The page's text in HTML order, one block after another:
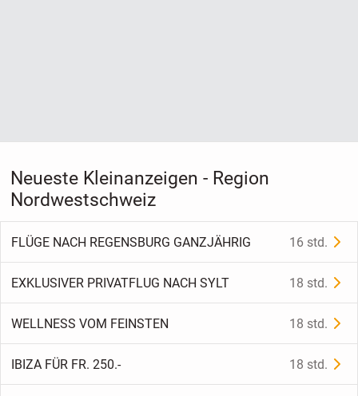
Neueste Kleinanzeigen - Region
Nordwestschweiz
FLÜGE NACH REGENSBURG GANZJÄHRIG 16 std.
EXKLUSIVER PRIVATFLUG NACH SYLT 18 std.
WELLNESS VOM FEINSTEN 18 std.
IBIZA FÜR FR. 250.- 18 std.